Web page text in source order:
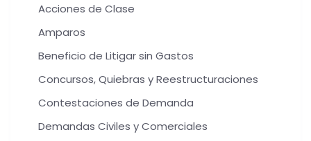
Acciones de Clase
Amparos
Beneficio de Litigar sin Gastos
Concursos, Quiebras y Reestructuraciones
Contestaciones de Demanda
Demandas Civiles y Comerciales